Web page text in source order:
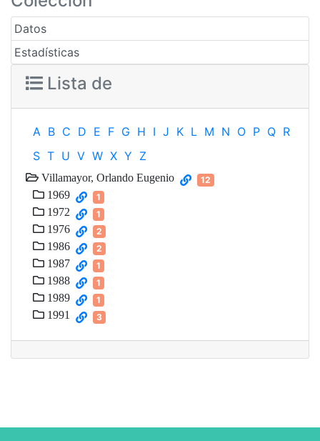
Datos
Estadísticas
Lista de
A B C D E F G H I J K L M N O P Q R
S T U V W X Y Z
Villamayor, Orlando Eugenio 12
1969 1
1972 1
1976 2
1986 2
1987 1
1988 1
1989 1
1991 3